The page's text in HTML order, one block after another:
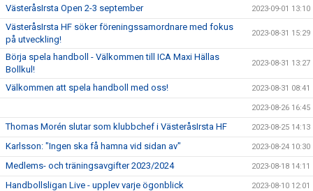
VästeråsIrsta Open 2-3 september 2023-09-01 13:10
VästeråsIrsta HF söker föreningssamordnare med fokus
på utveckling!
2023-08-31 15:29
Börja spela handboll - Välkommen till ICA Maxi Hällas
Bollkul!
2023-08-31 13:27
Välkommen att spela handboll med oss! 2023-08-31 08:41
2023-08-26 16:45
Thomas Morén slutar som klubbchef i VästeråsIrsta HF 2023-08-25 14:13
Karlsson: "Ingen ska få hamna vid sidan av" 2023-08-24 10:30
Medlems- och träningsavgifter 2023/2024 2023-08-18 14:11
Handbollsligan Live - upplev varje ögonblick 2023-08-10 12:01